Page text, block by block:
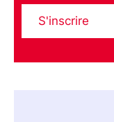
S'inscrire